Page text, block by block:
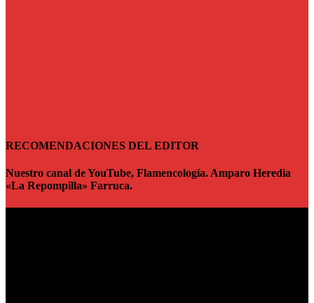
RECOMENDACIONES DEL EDITOR
Nuestro canal de YouTube, Flamencología. Amparo Heredia
«La Repompilla» Farruca.